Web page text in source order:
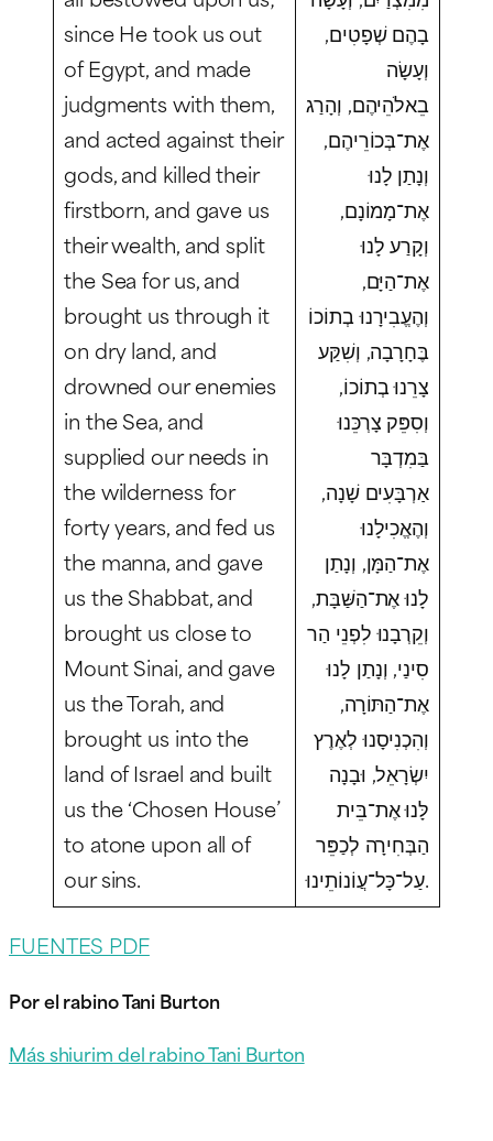
since He took us out
of Egypt, and made
judgments with them,
and acted against their
gods, and killed their
firstborn, and gave us
their wealth, and split
the Sea for us, and
brought us through it
on dry land, and
drowned our enemies
in the Sea, and
supplied our needs in
the wilderness for
forty years, and fed us
the manna, and gave
us the Shabbat, and
brought us close to
Mount Sinai, and gave
us the Torah, and
brought us into the
land of Israel and built
us the ‘Chosen House’
to atone upon all of
our sins.
בָהֶם שְׁפָטִים,
וְעָשָׂה
בֵאלֹהֵיהֶם, וְהָרַג
אֶת־בְּכוֹרֵיהֶם,
וְנָתַן לָנוּ
אֶת־מָמוֹנָם,
וְקָרַע לָנוּ
אֶת־הַיָּם,
וְהֶעֱבִירָנוּ בְתוֹכוֹ
בֶּחָרָבָה, וְשִׁקַּע
צָרֵנוּ בְתוֹכוֹ,
וְסִפֵּק צָרְכֵּנוּ
בַּמִדְבָּר
אַרְבָּעִים שָׁנָה,
וְהֶאֱכִילָנוּ
אֶת־הַמָּן, וְנָתַן
לָנוּ אֶת־הַשַּׁבָּת,
וְקֵרְבָנוּ לִפְנֵי הַר
סִינַי, וְנָתַן לָנוּ
אֶת־הַתּוֹרָה,
וְהִכְנִיסָנוּ לְאֶרֶץ
יִשְׂרָאֵל, וּבָנָה
לָּנוּ אֶת־בֵּית
הַבְּחִירָה לְכַפֵּר
עַל־כָּל־עֲוֹנוֹתֵינוּ.
FUENTES PDF
Por el rabino Tani Burton
Más shiurim del rabino Tani Burton